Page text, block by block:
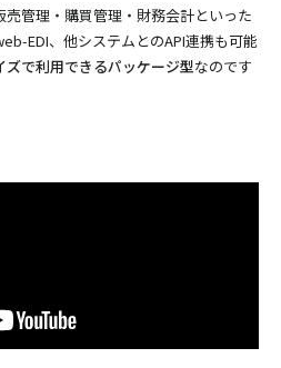
管理・購買管理・財務会計といった
EDI、他システムとのAPI連携も可能
ズで利用できるパッケージ型なのです